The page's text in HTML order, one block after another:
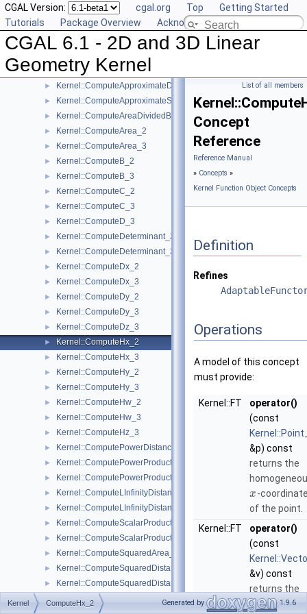
CGAL Version: cgal.org Top
Getting Started
Tutorials
Package Overview Acknowledging CGAL
CGAL 6.1 - 2D and 3D Linear
Geometry Kernel
► Kernel::CompareZ_3
Kernel::ComputeA_2
Kernel::ComputeA_3
Kernel::ComputeApproximateArea_3
► Kernel::ComputeApproximateAngle_3
► Kernel::ComputeApproximateDihedralAngle_3
► Kernel::ComputeApproximateSquaredLength_3
► Kernel::ComputeAreaDividedByPi_3
► Kernel::ComputeArea_2
► Kernel::ComputeArea_3
► Kernel::ComputeB_2
► Kernel::ComputeB_3
► Kernel::ComputeC_2
► Kernel::ComputeC_3
► Kernel::ComputeD_3
► Kernel::ComputeDeterminant_2
► Kernel::ComputeDeterminant_3
► Kernel::ComputeDx_2
► Kernel::ComputeDx_3
► Kernel::ComputeDy_2
► Kernel::ComputeDy_3
► Kernel::ComputeDz_3
► Kernel::ComputeHx_2
► Kernel::ComputeHx_3
► Kernel::ComputeHy_2
► Kernel::ComputeHy_3
► Kernel::ComputeHw_2
► Kernel::ComputeHw_3
► Kernel::ComputeHz_3
► Kernel::ComputePowerDistanceToPowerSphere_3
► Kernel::ComputePowerProduct_2
► Kernel::ComputePowerProduct_3
► Kernel::ComputeLInfinityDistance_2
► Kernel::ComputeLInfinityDistance_3
► Kernel::ComputeScalarProduct_2
► Kernel::ComputeScalarProduct_3
► Kernel::ComputeSquaredArea_3
► Kernel::ComputeSquaredDistance_2
► Kernel::ComputeSquaredDistance_3
► Kernel::ComputeSquaredLengthDividedByPiSquare_3
List of all members
Concept
Reference
Reference Manual
» Concepts »
Kernel Function Object Concepts
Definition
Refines
Operations
A model of this concept
must provide:
Kernel::FT
operator()
(const
&p) const
returns the
x-
of the point.
Kernel::FT
operator()
(const
&v) const
returns the
Kernel ComputeHx_2 Generated by 1.9.6